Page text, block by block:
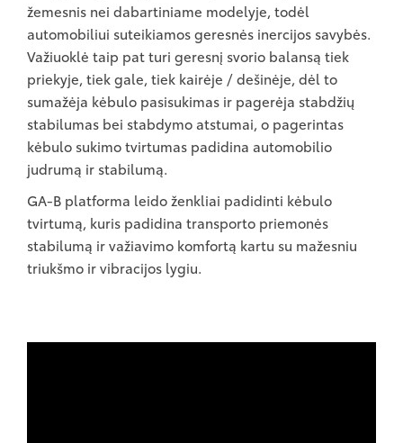
žemesnis nei dabartiniame modelyje, todėl
automobiliui suteikiamos geresnės inercijos savybės.
Važiuoklė taip pat turi geresnį svorio balansą tiek
priekyje, tiek gale, tiek kairėje / dešinėje, dėl to
sumažėja kėbulo pasisukimas ir pagerėja stabdžių
stabilumas bei stabdymo atstumai, o pagerintas
kėbulo sukimo tvirtumas padidina automobilio
judrumą ir stabilumą.
GA-B platforma leido ženkliai padidinti kėbulo
tvirtumą, kuris padidina transporto priemonės
stabilumą ir važiavimo komfortą kartu su mažesniu
triukšmo ir vibracijos lygiu.